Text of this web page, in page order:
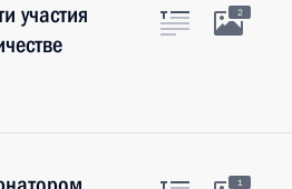
участия
2
1